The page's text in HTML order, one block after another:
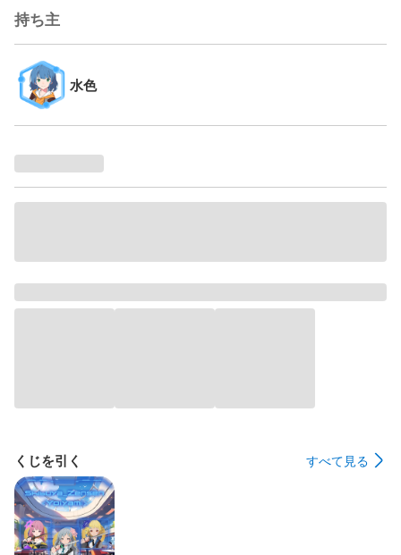
持ち主
水色
くじを引く すべて見る